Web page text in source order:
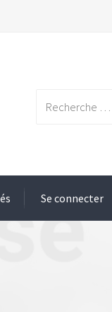
Se connecter